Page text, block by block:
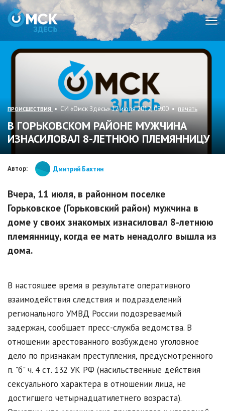
ПРОИСШЕСТВИЯ • СИ «Омск Здесь» 12 июля 2012, 09:00 • печать
В ГОРЬКОВСКОМ РАЙОНЕ МУЖЧИНА
ИЗНАСИЛОВАЛ 8-ЛЕТНЮЮ ПЛЕМЯННИЦУ
Автор: Дмитрий Бахтин
Вчера, 11 июля, в районном поселке
Горьковское (Горьковский район) мужчина в
доме у своих знакомых изнасиловал 8-летнюю
племянницу, когда ее мать ненадолго вышла из
дома.
В настоящее время в результате оперативного
взаимодействия следствия и подразделений
регионального УМВД России подозреваемый
задержан, сообщает пресс-служба ведомства. В
отношении арестованного возбуждено уголовное
дело по признакам преступления, предусмотренного
п. "б" ч. 4 ст. 132 УК РФ (насильственные действия
сексуального характера в отношении лица, не
достигшего четырнадцатилетнего возраста).